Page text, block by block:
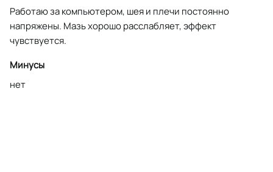
Работаю за компьютером, шея и плечи постоянно
напряжены. Мазь хорошо расслабляет, эффект
чувствуется.
Минусы
нет